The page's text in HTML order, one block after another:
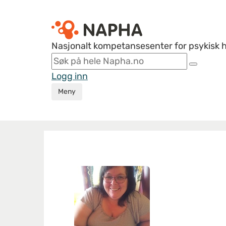
Nasjonalt kompetansesenter for psykisk
Logg inn
Meny